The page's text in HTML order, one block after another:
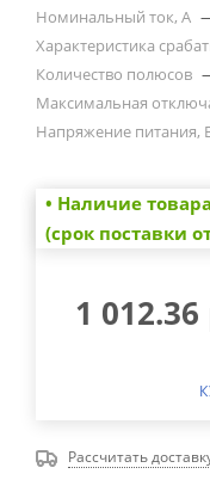
Номинальный ток, А
Характеристика
Количество полюсов
Максимальная
Напряжение питания,
• Наличие
(срок поставки
1 012.36
Рассчитать